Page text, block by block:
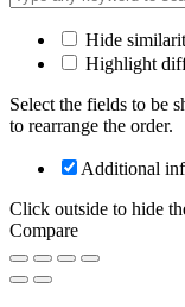
Hide
Highlight
Select the fields to be
to rearrange the order.
Additional
Click outside to hide
Compare